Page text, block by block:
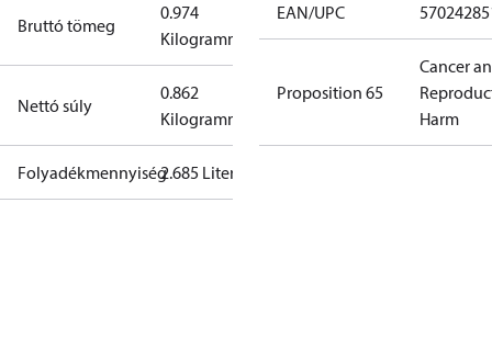
Bruttó tömeg
0.974
Kilogramm
Nettó súly
0.862
Kilogramm
Folyadékmennyiség2.685 Liter
EAN/UPC
Proposition 65
Cancer
Harm